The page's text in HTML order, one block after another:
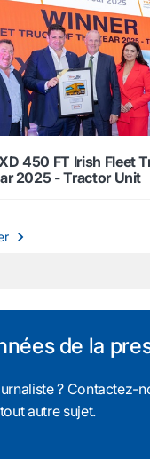
450 FT Irish Fleet
2025 - Tractor Unit
de la
? Contactez-
autre sujet.